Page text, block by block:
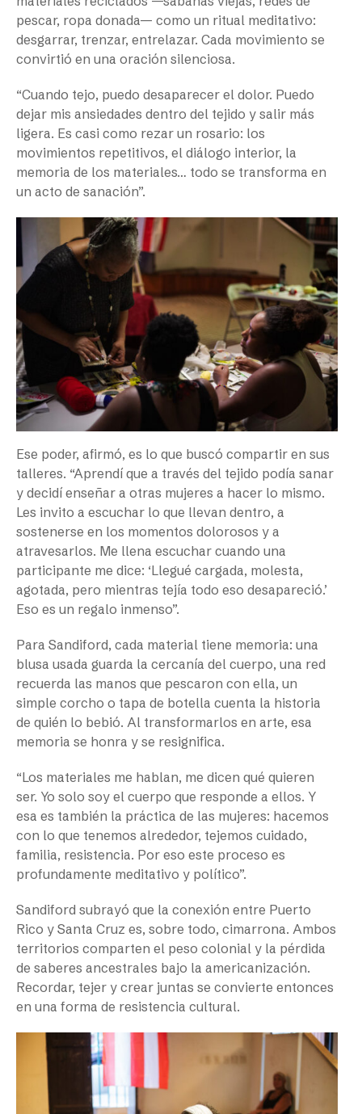
pescar, ropa donada— como un ritual meditativo:
desgarrar, trenzar, entrelazar. Cada movimiento se
convirtió en una oración silenciosa.
“Cuando tejo, puedo desaparecer el dolor. Puedo
dejar mis ansiedades dentro del tejido y salir más
ligera. Es casi como rezar un rosario: los
movimientos repetitivos, el diálogo interior, la
memoria de los materiales… todo se transforma en
un acto de sanación”.
Ese poder, afirmó, es lo que buscó compartir en sus
talleres. “Aprendí que a través del tejido podía sanar
y decidí enseñar a otras mujeres a hacer lo mismo.
Les invito a escuchar lo que llevan dentro, a
sostenerse en los momentos dolorosos y a
atravesarlos. Me llena escuchar cuando una
participante me dice: ‘Llegué cargada, molesta,
agotada, pero mientras tejía todo eso desapareció.’
Eso es un regalo inmenso”.
Para Sandiford, cada material tiene memoria: una
blusa usada guarda la cercanía del cuerpo, una red
recuerda las manos que pescaron con ella, un
simple corcho o tapa de botella cuenta la historia
de quién lo bebió. Al transformarlos en arte, esa
memoria se honra y se resignifica.
“Los materiales me hablan, me dicen qué quieren
ser. Yo solo soy el cuerpo que responde a ellos. Y
esa es también la práctica de las mujeres: hacemos
con lo que tenemos alrededor, tejemos cuidado,
familia, resistencia. Por eso este proceso es
profundamente meditativo y político”.
Sandiford subrayó que la conexión entre Puerto
Rico y Santa Cruz es, sobre todo, cimarrona. Ambos
territorios comparten el peso colonial y la pérdida
de saberes ancestrales bajo la americanización.
Recordar, tejer y crear juntas se convierte entonces
en una forma de resistencia cultural.